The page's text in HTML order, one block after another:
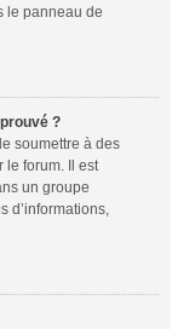
le panneau de
?
soumettre à des
le forum. Il est
un groupe
d’informations,